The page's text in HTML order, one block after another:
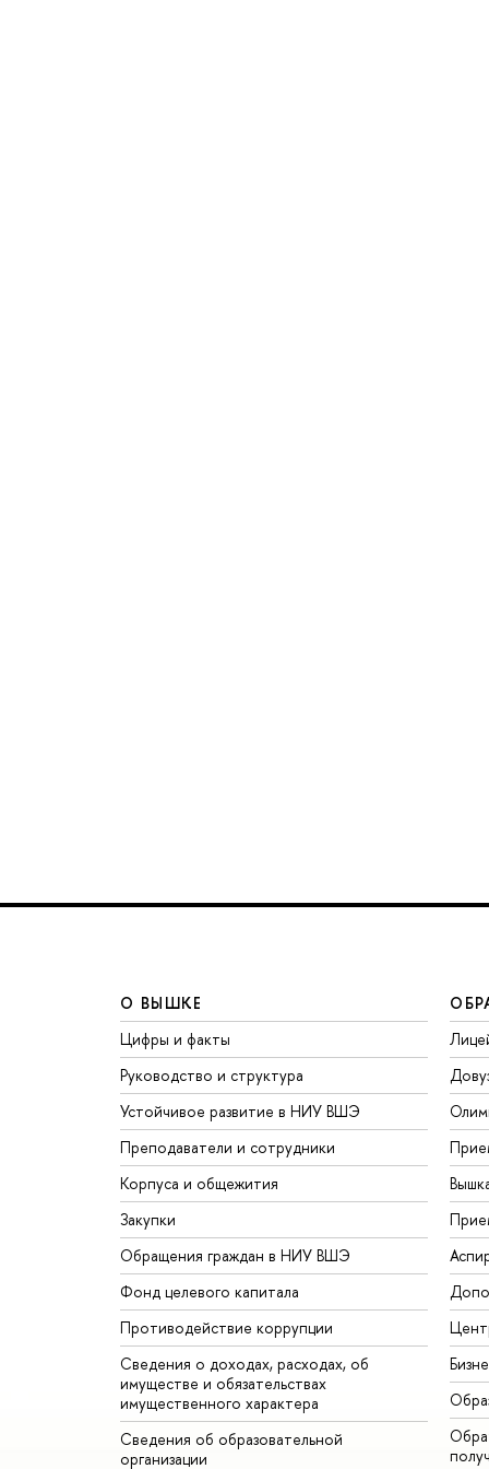
О ВЫШКЕ
Цифры и факты
Руководство и структура
Устойчивое развитие в НИУ ВШЭ
Преподаватели и сотрудники
Корпуса и общежития
Закупки
Обращения граждан в НИУ ВШЭ
Фонд целевого капитала
Противодействие коррупции
Сведения о доходах, расходах, об
имуществе и обязательствах
имущественного характера
Сведения об образовательной
организации